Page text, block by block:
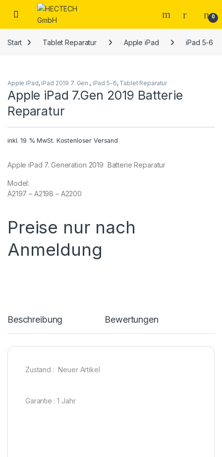
Open 0
Start Tablet Reparatur Apple iPad iPad 5-6
Apple iPad, iPad 2019 7. Gen., iPad 5-6, Tablet Reparatur
Apple iPad 7.Gen 2019 Batterie
Reparatur
inkl. 19 % MwSt. Kostenloser Versand
Apple iPad 7. Generation 2019 Batterie Reparatur
Model:
A2197 – A2198 – A2200
Preise nur nach
Anmeldung
Beschreibung Bewertungen
Zustand : Neuer Artikel
Garantie : 1 Jahr